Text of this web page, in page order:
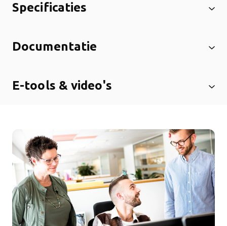
Specificaties
Documentatie
E-tools & video's